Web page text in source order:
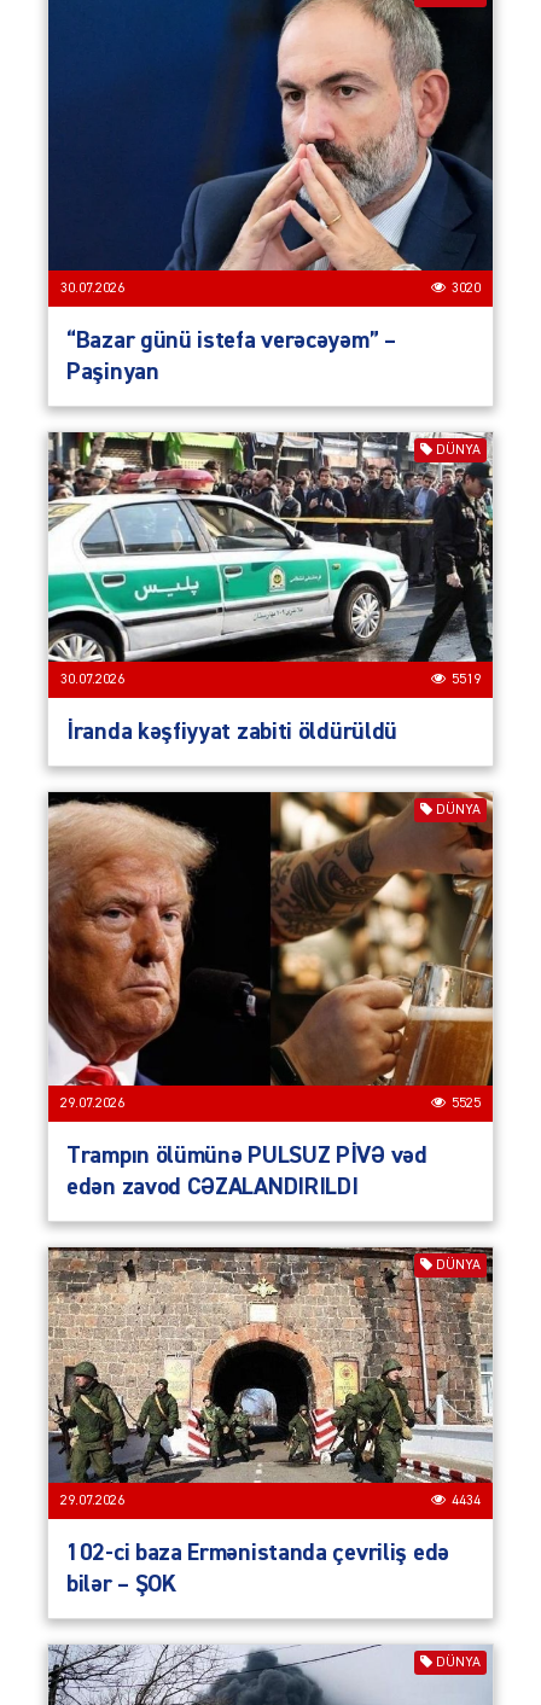
30.07.2026 3020
“Bazar günü istefa verəcəyəm” –
Paşinyan
DÜNYA
30.07.2026 5519
İranda kəşfiyyat zabiti öldürüldü
DÜNYA
29.07.2026 5525
Trampın ölümünə PULSUZ PİVƏ vəd
edən zavod CƏZALANDIRILDI
DÜNYA
29.07.2026 4434
102-ci baza Ermənistanda çevriliş edə
bilər – ŞOK
DÜNYA